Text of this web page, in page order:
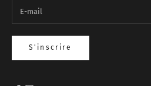
S'inscrire